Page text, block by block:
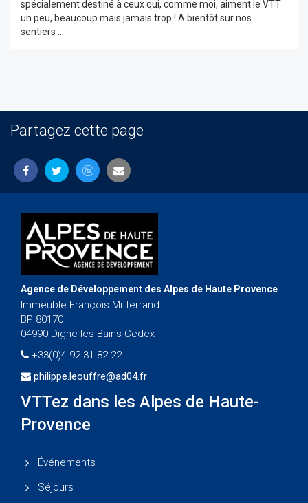
spécialement destiné à ceux qui, comme moi, aiment le VTT
un peu, beaucoup mais jamais trop ! A bientôt sur nos
sentiers ...
Partagez cette page
Agence de Développement des Alpes de Haute Provence
Immeuble François Mitterrand
BP 80170
04990 Digne-les-Bains Cedex
+33(0)4 92 31 82 22
philippe.leouffre@ad04.fr
VTTez dans les Alpes de Haute-
Provence
Événements
Séjours